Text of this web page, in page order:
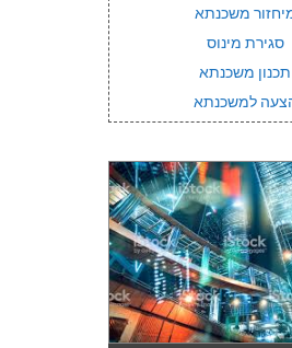
משכנתא
סגירת מינוס
תכנון משכנתא
למשכנתא